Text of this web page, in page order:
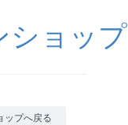
ショップ
ップへ戻る